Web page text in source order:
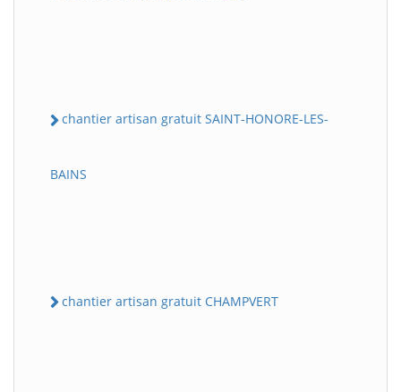
chantier artisan gratuit SAINT-HONORE-LES-
BAINS
chantier artisan gratuit CHAMPVERT